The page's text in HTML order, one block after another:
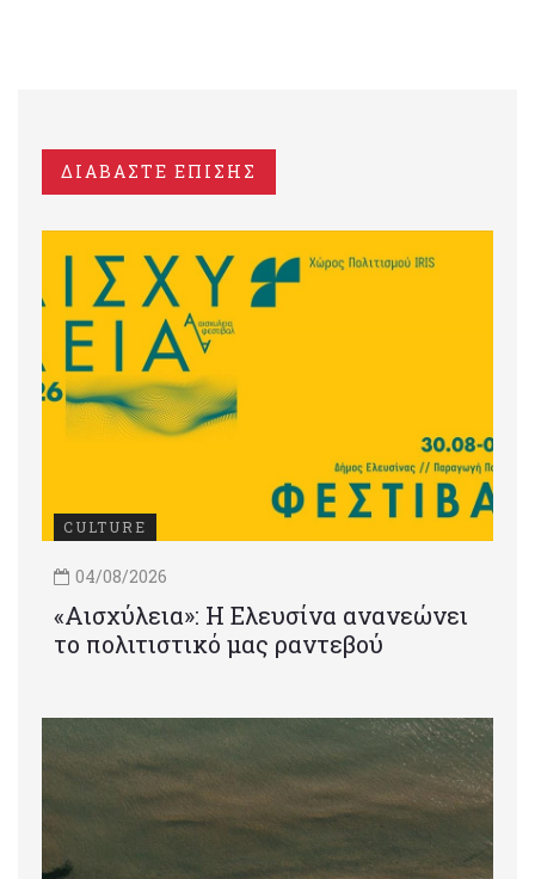
ΔΙΑΒΑΣΤΕ ΕΠΙΣΗΣ
CULTURE
04/08/2026
«Αισχύλεια»: Η Ελευσίνα ανανεώνει
το πολιτιστικό μας ραντεβού